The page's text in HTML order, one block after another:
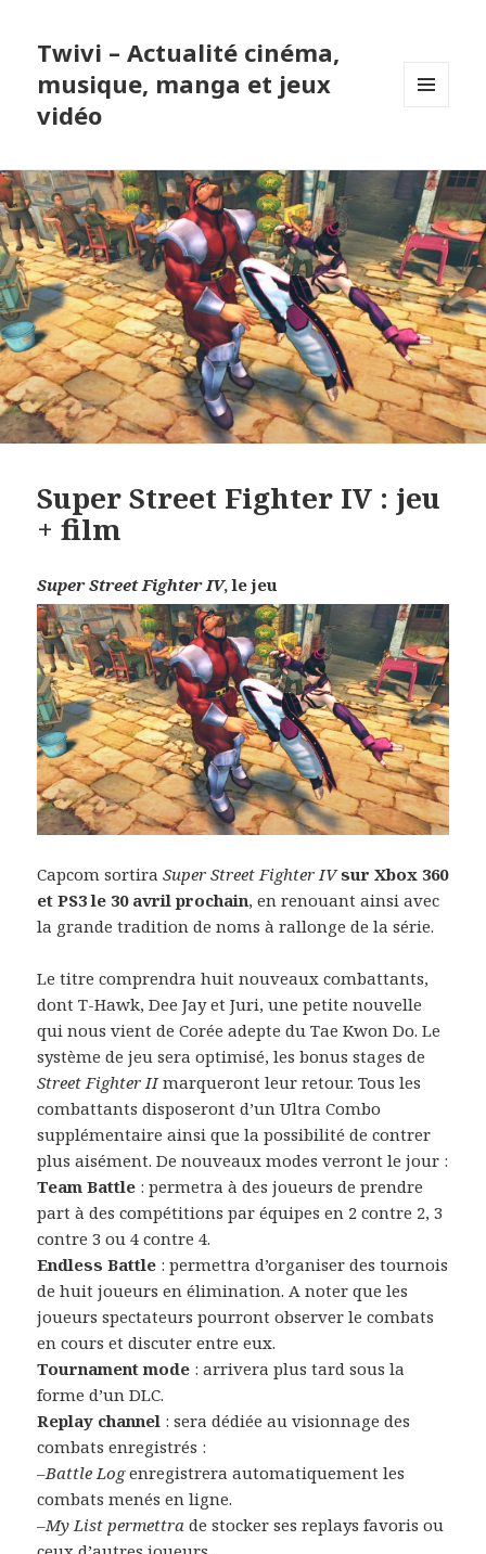
Twivi – Actualité cinéma,
musique, manga et jeux
vidéo
Super Street Fighter IV : jeu
+ film
Super Street Fighter IV, le jeu
Capcom sortiraSuper Street Fighter IV sur Xbox 360
et PS3 le 30 avril prochain, en renouant ainsi avec
la grande tradition de noms à rallonge de la série.
Le titre comprendra huit nouveaux combattants,
dont T-Hawk, Dee Jay et Juri, une petite nouvelle
qui nous vient de Corée adepte du Tae Kwon Do. Le
système de jeu sera optimisé, les bonus stages de
Street Fighter IImarqueront leur retour. Tous les
combattants disposeront d’un Ultra Combo
supplémentaire ainsi que la possibilité de contrer
plus aisément. De nouveaux modes verront le jour :
Team Battle : permetra à des joueurs de prendre
part à des compétitions par équipes en 2 contre 2, 3
contre 3 ou 4 contre 4.
Endless Battle : permettra d’organiser des tournois
de huit joueurs en élimination. A noter que les
joueurs spectateurs pourront observer le combats
en cours et discuter entre eux.
Tournament mode : arrivera plus tard sous la
forme d’un DLC.
Replay channel : sera dédiée au visionnage des
combats enregistrés :
–Battle Logenregistrera automatiquement les
combats menés en ligne.
–My List permettra de stocker ses replays favoris ou